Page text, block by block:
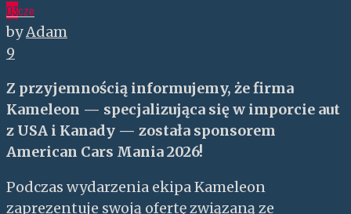
03cze
byAdam
9
Z przyjemnością informujemy, że firma
Kameleon — specjalizująca się w imporcie aut
z USA i Kanady — została sponsorem
American Cars Mania 2026!
Podczas wydarzenia ekipa Kameleon
zaprezentuje swoją ofertę związaną ze